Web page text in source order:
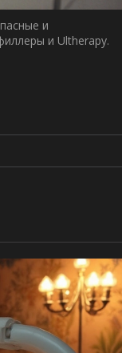
и
и Ultherapy.